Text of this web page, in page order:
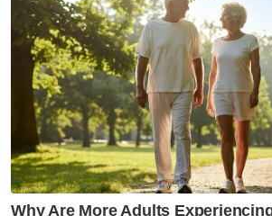
termasuk dihantar ke kursus
akidah.
Katanya, jika perkara itu boleh
dapat meningkatkan integriti
menangani segala persepsi
akan dapat menonjolkan imej
"Lagipun kita tak boleh label
penguatkuasa/pihak berkuasa